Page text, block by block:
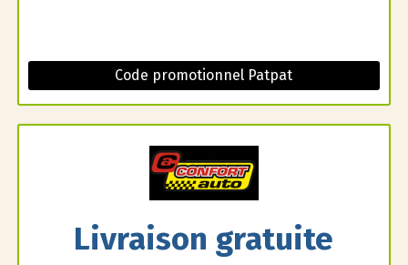
Code promotionnel Patpat
Livraison gratuite